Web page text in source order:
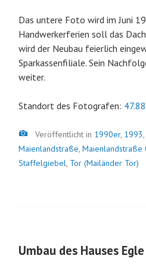
Das untere Foto wird im Juni
Handwerkerferien soll das
wird der Neubau feierlich
Sparkassenfiliale. Sein
weiter.
Standort des Fotografen:
Bild
Veröffentlicht in 1990er, 1993,
Maienlandstraße, Maienlandstraße
Staffelgiebel, Tor (Mailänder Tor)
Umbau des Hauses